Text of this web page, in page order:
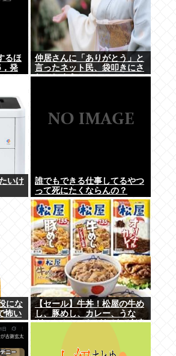
るほ
発
仲居さんに「ありがとう」と
言ったネット民、袋叩きにさ
れてしまう…
いけ
誰でもできる仕事してるやつ
って死にたくならんの？
にな
怖い
【セール】牛丼！松屋の牛め
し、豚めし、カレー、うな
ぎ、とんかつなどなどの冷凍